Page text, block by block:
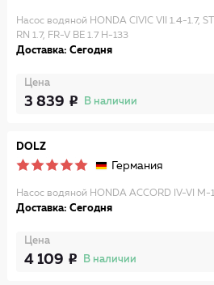
Насос водяной HONDA CIVIC VII 1.4-1.7,
RN 1.7, FR-V BE 1.7 H-133
Доставка: Сегодня
Цена
3 839 В наличии
DOLZ
Германия
Насос водяной HONDA ACCORD IV-VI M-
Доставка: Сегодня
Цена
4 109 В наличии